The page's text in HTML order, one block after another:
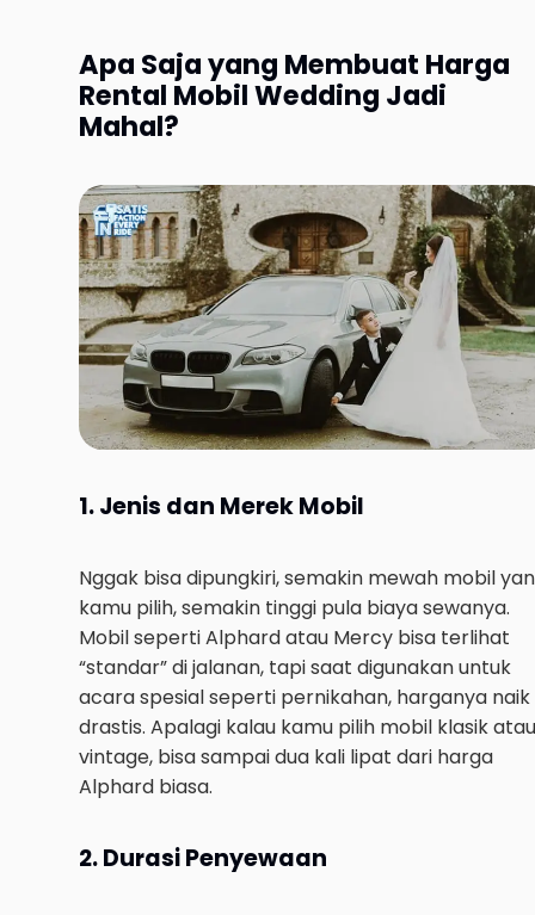
Apa Saja yang Membuat Harga
Rental Mobil Wedding Jadi
Mahal?
1. Jenis dan Merek Mobil
Nggak bisa dipungkiri, semakin mewah mobil
kamu pilih, semakin tinggi pula biaya sewanya.
Mobil seperti Alphard atau Mercy bisa terlihat
“standar” di jalanan, tapi saat digunakan untuk
acara spesial seperti pernikahan, harganya naik
drastis. Apalagi kalau kamu pilih mobil klasik atau
vintage, bisa sampai dua kali lipat dari harga
Alphard biasa.
2. Durasi Penyewaan